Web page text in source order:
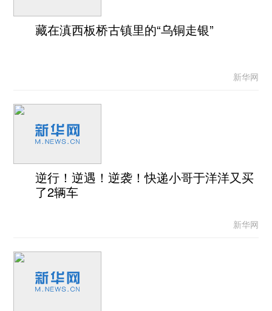
藏在滇西板桥古镇里的“乌铜走银”
新华网
逆行！逆遇！逆袭！快递小哥于洋洋又买
了2辆车
新华网